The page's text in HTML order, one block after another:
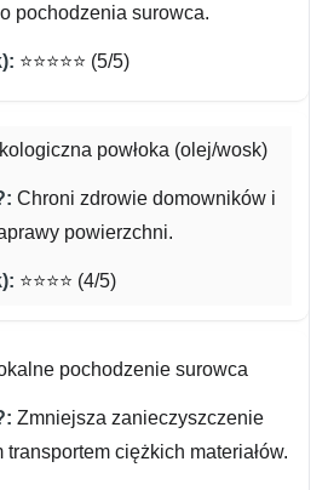
pochodzenia surowca.
⭐⭐⭐⭐⭐ (5/5)
powłoka (olej/wosk)
Chroni zdrowie domowników i
powierzchni.
⭐⭐⭐⭐ (4/5)
pochodzenie surowca
Zmniejsza zanieczyszczenie
ciężkich materiałów.